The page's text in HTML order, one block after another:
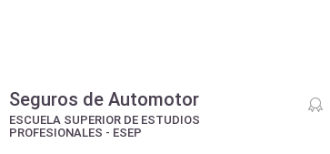
Seguros de Automotor
ESCUELA SUPERIOR DE ESTUDIOS
PROFESIONALES - ESEP